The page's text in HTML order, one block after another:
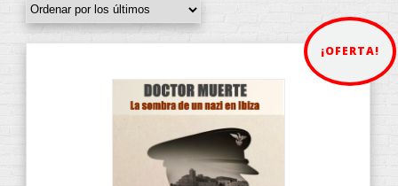
¡OFERTA!